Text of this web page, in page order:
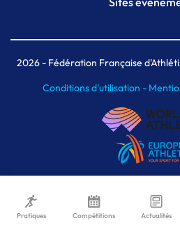
Plateforme
Meeting de
MAIF Ekiden
2026- Fédération Française
Conditions d'utilisation -
Pratiques Compétitions Actualités